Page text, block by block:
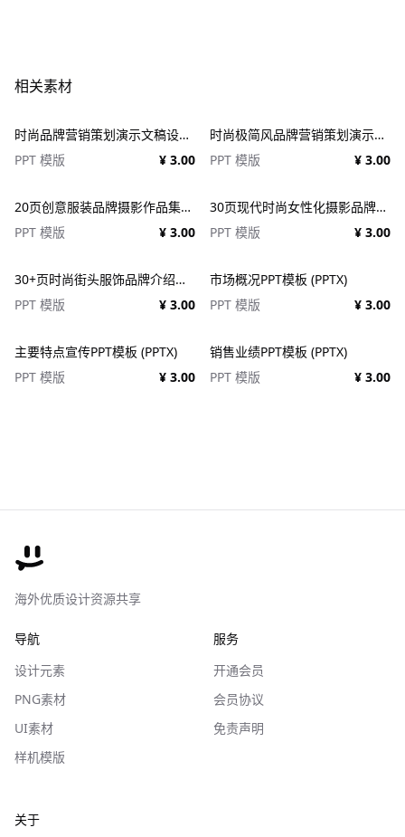
相关素材
时尚品牌营销策划演示文稿设计ppt模板 Fashion Presentation PowerPoint Template
PPT 模版
¥ 3.00
时尚极简风品牌营销策划演示文稿设计ppt模版 Assent Brand Strategy Template
PPT 模版
¥ 3.00
20页创意服装品牌摄影作品集简历公司介绍图文排版设计PPT幻灯片模板 Creative Brief PowerPoint Template
PPT 模版
¥ 3.00
30页现代时尚女性化摄影品牌设计作品集项目策划演示文稿PPT模板 Modateka – Brand Kit Powerpoint
PPT 模版
¥ 3.00
30+页时尚街头服饰品牌介绍营销作品集图文排版演示文稿设计PPT/Keynote模板
PPT 模版
¥ 3.00
市场概况PPT模板 (PPTX)
PPT 模版
¥ 3.00
主要特点宣传PPT模板 (PPTX)
PPT 模版
¥ 3.00
销售业绩PPT模板 (PPTX)
PPT 模版
¥ 3.00
海外优质设计资源共享
导航
设计元素
PNG素材
UI素材
样机模版
服务
开通会员
会员协议
免责声明
关于